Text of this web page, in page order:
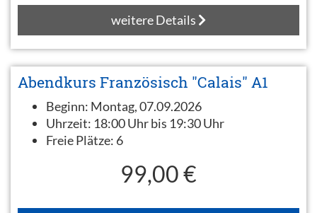
weitere Details
Abendkurs Französisch "Calais" A1
Beginn: Montag, 07.09.2026
Uhrzeit: 18:00 Uhr bis 19:30 Uhr
Freie Plätze: 6
99,00 €